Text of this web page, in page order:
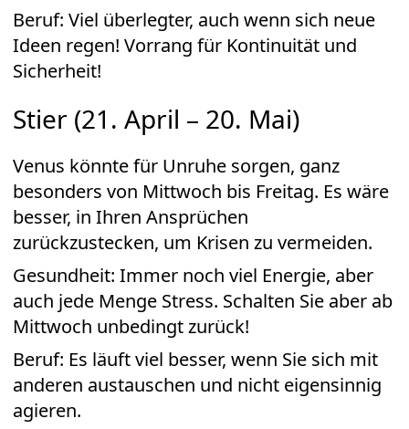
Beruf: Viel überlegter, auch wenn sich neue
Ideen regen! Vorrang für Kontinuität und
Sicherheit!
Stier (21. April – 20. Mai)
Venus könnte für Unruhe sorgen, ganz
besonders von Mittwoch bis Freitag. Es wäre
besser, in Ihren Ansprüchen
zurückzustecken, um Krisen zu vermeiden.
Gesundheit: Immer noch viel Energie, aber
auch jede Menge Stress. Schalten Sie aber ab
Mittwoch unbedingt zurück!
Beruf: Es läuft viel besser, wenn Sie sich mit
anderen austauschen und nicht eigensinnig
agieren.